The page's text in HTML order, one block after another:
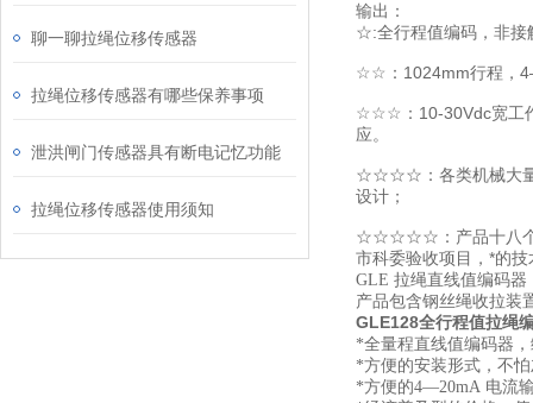
聊一聊拉绳位移传感器
拉绳位移传感器有哪些保养事项
泄洪闸门传感器具有断电记忆功能
拉绳位移传感器使用须知
输出：
☆:全行程值编码，非接
☆☆：1024mm行程，
☆☆☆：10-30Vdc宽工作
应。
☆☆☆☆：各类机械大量
设计；
☆☆☆☆☆：产品十八个月
市科委验收项目，*的
GLE 拉绳直线值编码
产品包含钢丝绳收拉装
GLE128全行程值拉绳
*全量程直线值编码器
*方便的安装形式，不
*方便的4—20mA 电流